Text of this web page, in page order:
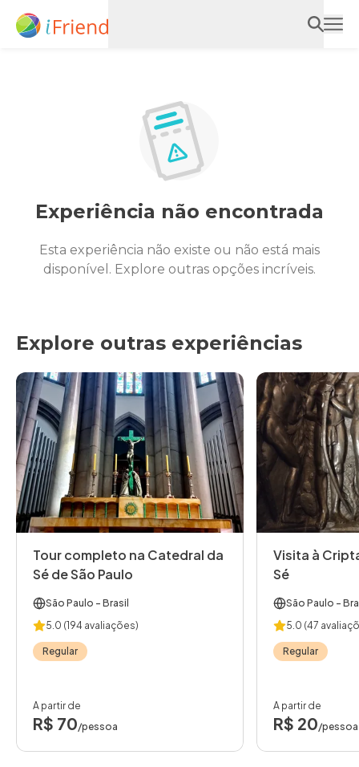
Experiência não encontrada
Esta experiência não existe ou não está mais
disponível. Explore outras opções incríveis.
Explore outras experiências
Tour completo na Catedral da
Sé de São Paulo
São Paulo - Brasil
5.0 (194 avaliações)
Regular
A partir de
R$ 70/pessoa
Visita à
Sé
São Paulo -
5.0 (47
Regular
A partir de
R$ 20/pessoa